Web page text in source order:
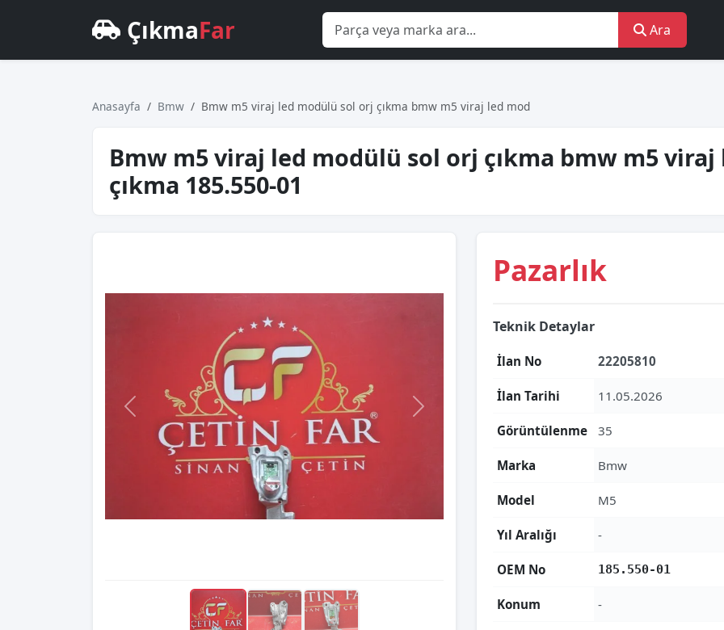
ÇıkmaFar Ara
Anasayfa Bmw Bmw m5 vi̇raj led modülü sol orj çıkma bmw m5 vi̇raj led mod
Bmw m5 vi̇raj led modülü sol orj çıkma bmw m5
çıkma 185.550-01
Pazarlık
Teknik Detaylar
İlan No 22205810
İlan Tarihi 11.05.2026
Görüntülenme 35
Marka Bmw
Model M5
Yıl Aralığı -
OEM No 185.550-01
Konum -